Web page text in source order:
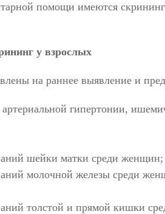
помощи имеются
у взрослых
на раннее выявление и
гипертонии,
шейки матки среди женщин;
молочной железы среди
толстой и прямой кишки